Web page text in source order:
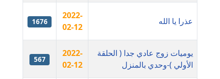
مدونة ايمان الدواخلي
عذرا يا الله
2022-
02-12
1676
يوميات زوج عادي جدا ( الحلقة
الأولي )-وحدي بالمنزل
2022-
02-12
567